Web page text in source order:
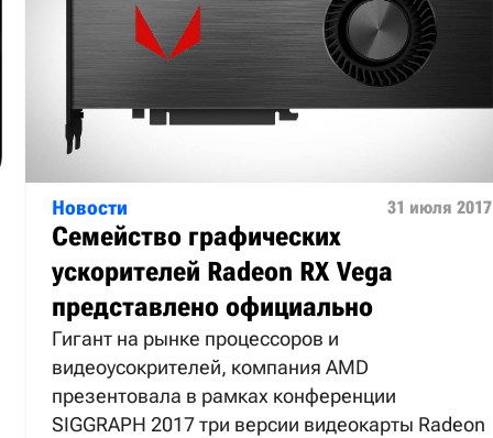
Новости 31 июля 2017
Семейство графических
ускорителей Radeon RX Vega
представлено официально
Гигант на рынке процессоров и
видеоусокрителей, компания AMD
презентовала в рамках конференции
SIGGRAPH 2017 три версии видеокарты Radeon